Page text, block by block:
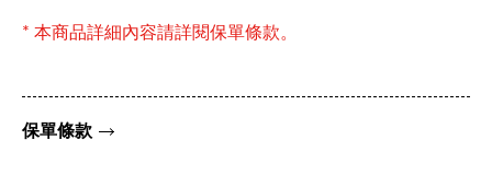
* 本商品詳細內容請詳閱保單條款。
保單條款